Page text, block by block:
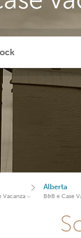
Vacanza
Alberta
B&B e Case